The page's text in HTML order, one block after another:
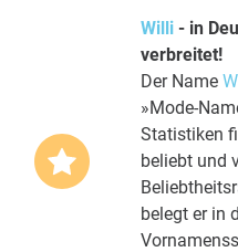
Willi - in
verbreitet!
Der Name
»Mode-
Statistiken
beliebt und
belegt er in